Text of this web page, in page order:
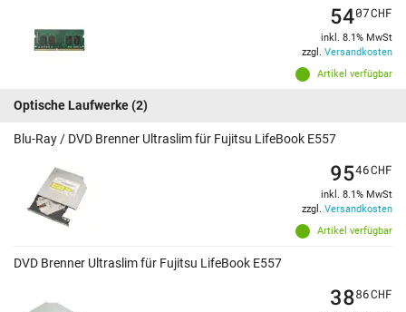
Artikel verfügbar
5407CHF
inkl. 8.1% MwSt
zzgl. Versandkosten
Optische Laufwerke(2)
Blu-Ray / DVD Brenner Ultraslim für Fujitsu LifeBook E557
Artikel verfügbar
9546CHF
inkl. 8.1% MwSt
zzgl. Versandkosten
DVD Brenner Ultraslim für Fujitsu LifeBook E557
3886CHF